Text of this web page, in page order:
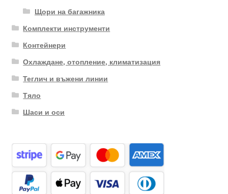
Щори на багажника
Комплекти инструменти
Контейнери
Охлаждане, отопление, климатизация
Теглич и въжени линии
Тяло
Шаси и оси